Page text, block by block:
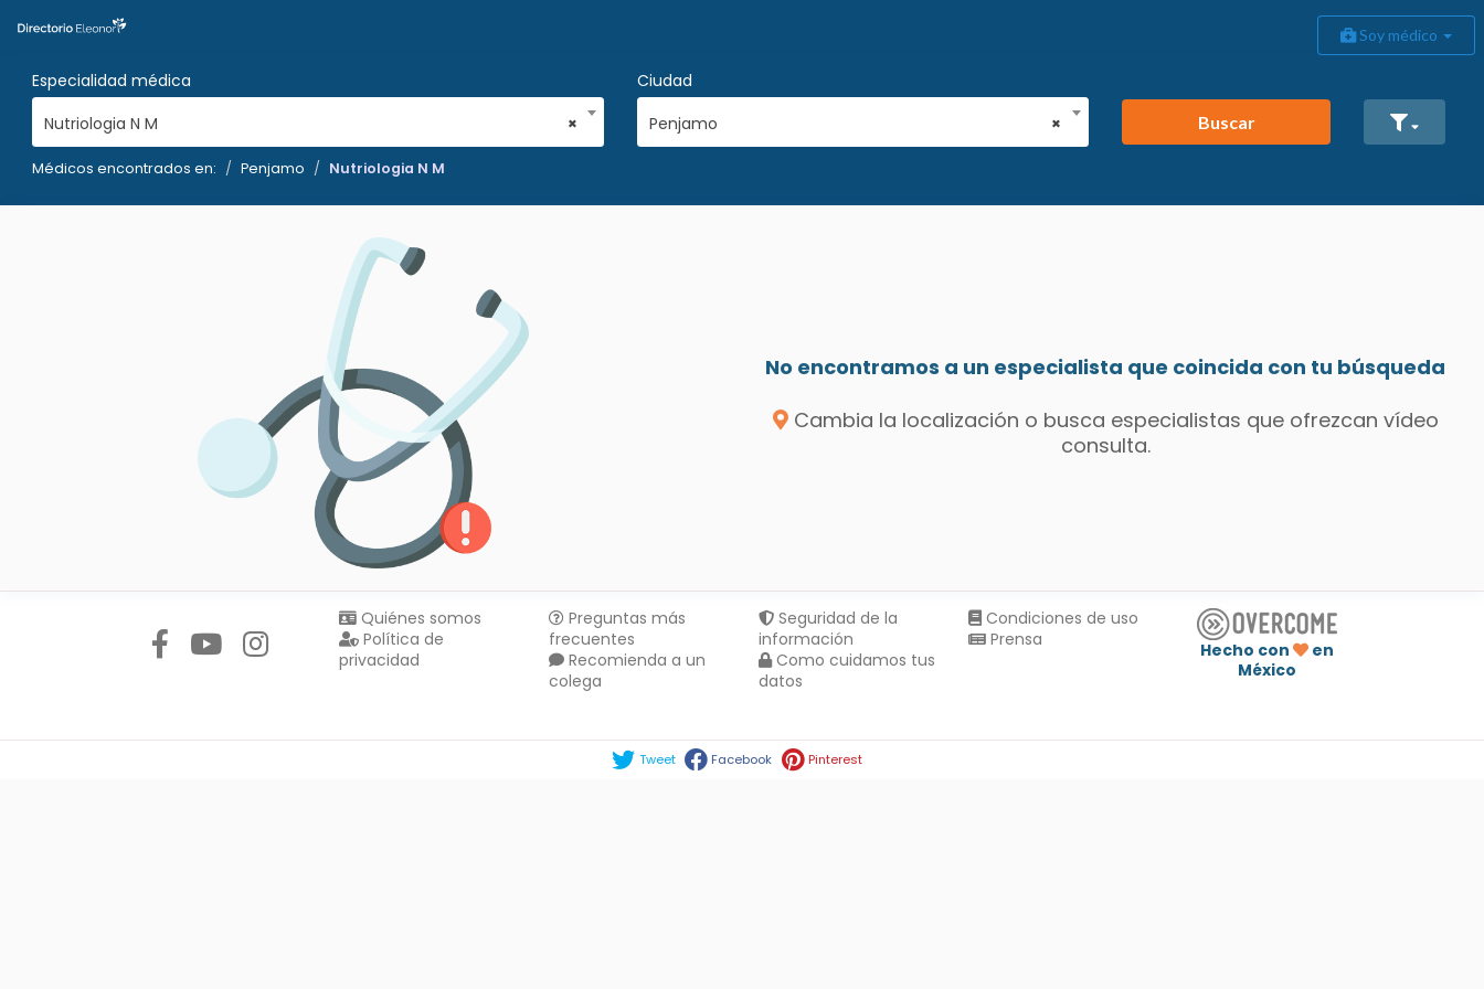
Soy médico
Especialidad médica
×
Nutriologia N M
Ciudad
×
Penjamo Buscar
Médicos encontrados en: Penjamo Nutriologia N M
No encontramos a un especialista que coincida con tu búsqueda
Cambia la localización o busca especialistas que ofrezcan vídeo
consulta.
Quiénes somos
Política de
privacidad
Preguntas más
frecuentes
Recomienda a un
colega
Seguridad de la
información
Como cuidamos tus
datos
Condiciones de uso
Prensa
Hecho con
en
México
Tweet Facebook Pinterest